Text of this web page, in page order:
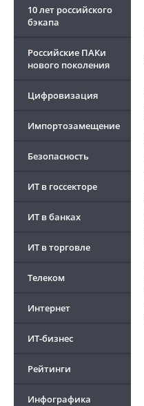
10 лет российского
бэкапа
Российские ПАКи
нового поколения
Цифровизация
Импортозамещение
Безопасность
ИТ в госсекторе
ИТ в банках
ИТ в торговле
Телеком
Интернет
ИТ-бизнес
Рейтинги
Инфографика